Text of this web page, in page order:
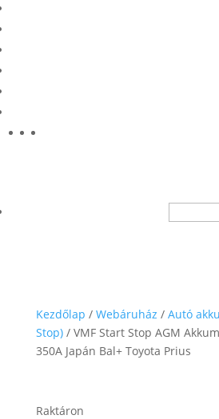
Kezdőlap / Webáruház / Autó
Stop)/ VMF Start Stop AGM
350A Japán Bal+ Toyota Prius
Raktáron